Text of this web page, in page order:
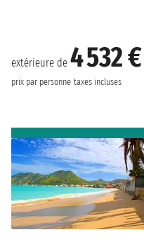
extérieure de 4 532 €
prix par personne taxes incluses